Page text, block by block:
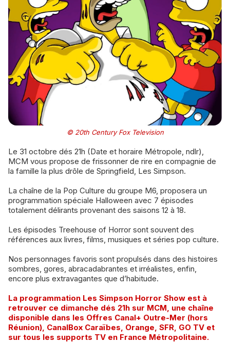
© 20th Century Fox Television
Le 31 octobre dés 21h (Date et horaire Métropole, ndlr),
MCM vous propose de frissonner de rire en compagnie de
la famille la plus drôle de Springfield, Les Simpson.
La chaîne de la Pop Culture du groupe M6, proposera un
programmation spéciale Halloween avec 7 épisodes
totalement délirants provenant des saisons 12 à 18.
Les épisodes Treehouse of Horror sont souvent des
références aux livres, films, musiques et séries pop culture.
Nos personnages favoris sont propulsés dans des histoires
sombres, gores, abracadabrantes et irréalistes, enfin,
encore plus extravagantes que d’habitude.
La programmation Les Simpson Horror Show est à
retrouver ce dimanche dés 21h sur MCM, une chaîne
disponible dans les Offres Canal+ Outre-Mer (hors
Réunion), CanalBox Caraïbes, Orange, SFR, GO TV et
sur tous les supports TV en France Métropolitaine.